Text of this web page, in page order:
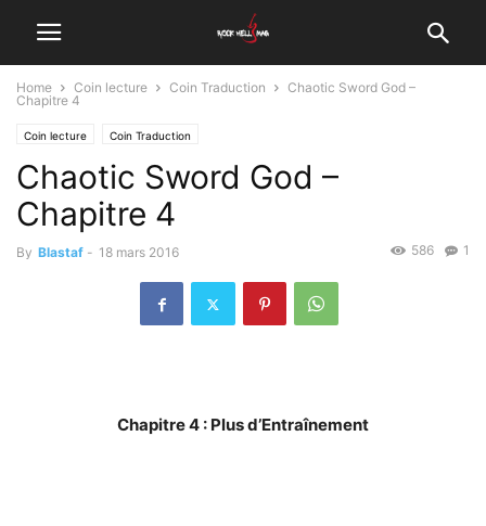
Home Coin lecture Coin Traduction
Chaotic Sword God –
Chapitre 4
Coin lecture Coin Traduction
Chaotic Sword God –
Chapitre 4
By Blastaf - 18 mars 2016 1
586
Chapitre 4 : Plus d’Entraînement